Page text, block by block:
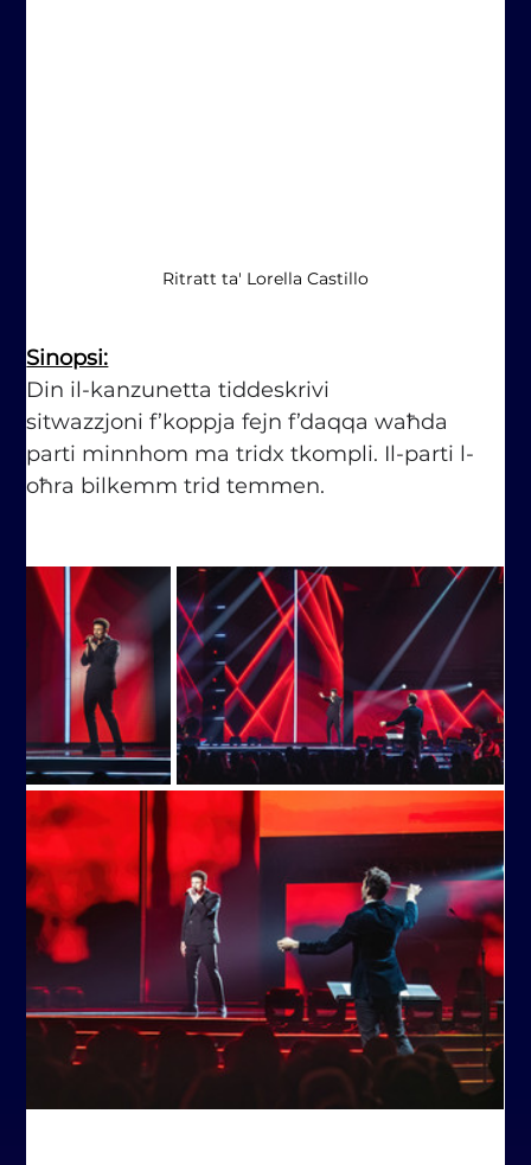
Ritratt ta' Lorella Castillo
Sinopsi:
Din il-kanzunetta tiddeskrivi
sitwazzjoni f’koppja fejn f’daqqa waħda
parti minnhom ma tridx tkompli. Il-parti l-
oħra bilkemm trid temmen.